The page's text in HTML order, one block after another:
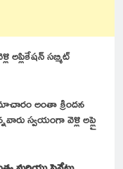
అప్లికేషన్ సబ్మిట్
అంతా క్రిందన
స్వయంగా వెళ్లి అప్లై